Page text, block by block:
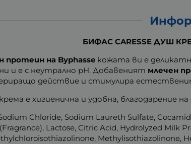
БИФАС CARESSE ДУШ
протеин на Byphasse кожата ви е
и е с неутрално pH. Добавеният млечен
действие и стимулира
е хигиенична и удобна, благодарение
Chloride, Sodium Laureth Sulfate,
Lactose, Citric Acid, Hydrolyzed
Methylisothiazolinone,